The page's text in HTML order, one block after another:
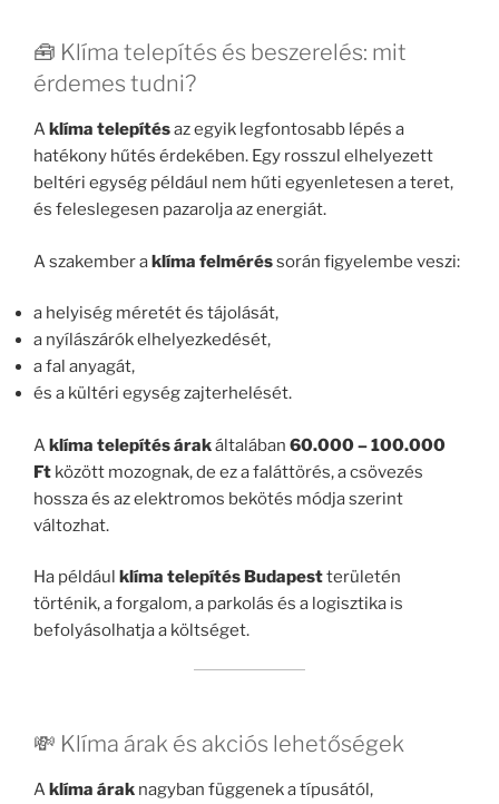
🧰 Klíma telepítés és beszerelés: mit
érdemes tudni?
Aklíma telepítésaz egyik legfontosabb lépés a
hatékony hűtés érdekében. Egy rosszul elhelyezett
beltéri egység például nem hűti egyenletesen a teret,
és feleslegesen pazarolja az energiát.
A szakember aklíma felméréssorán figyelembe veszi:
a helyiség méretét és tájolását,
a nyílászárók elhelyezkedését,
a fal anyagát,
és a kültéri egység zajterhelését.
Aklíma telepítés árakáltalában 60.000 – 100.000
Ft között mozognak, de ez a faláttörés, a csövezés
hossza és az elektromos bekötés módja szerint
változhat.
Ha például klíma telepítés Budapestterületén
történik, a forgalom, a parkolás és a logisztika is
befolyásolhatja a költséget.
💸 Klíma árak és akciós lehetőségek
Aklíma árak nagyban függenek a típusától,